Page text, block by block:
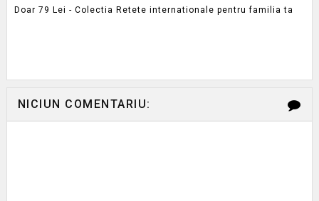
Doar 79 Lei - Colectia Retete internationale pentru familia ta
NICIUN COMENTARIU: